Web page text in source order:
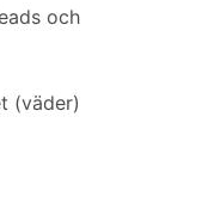
och
(väder)